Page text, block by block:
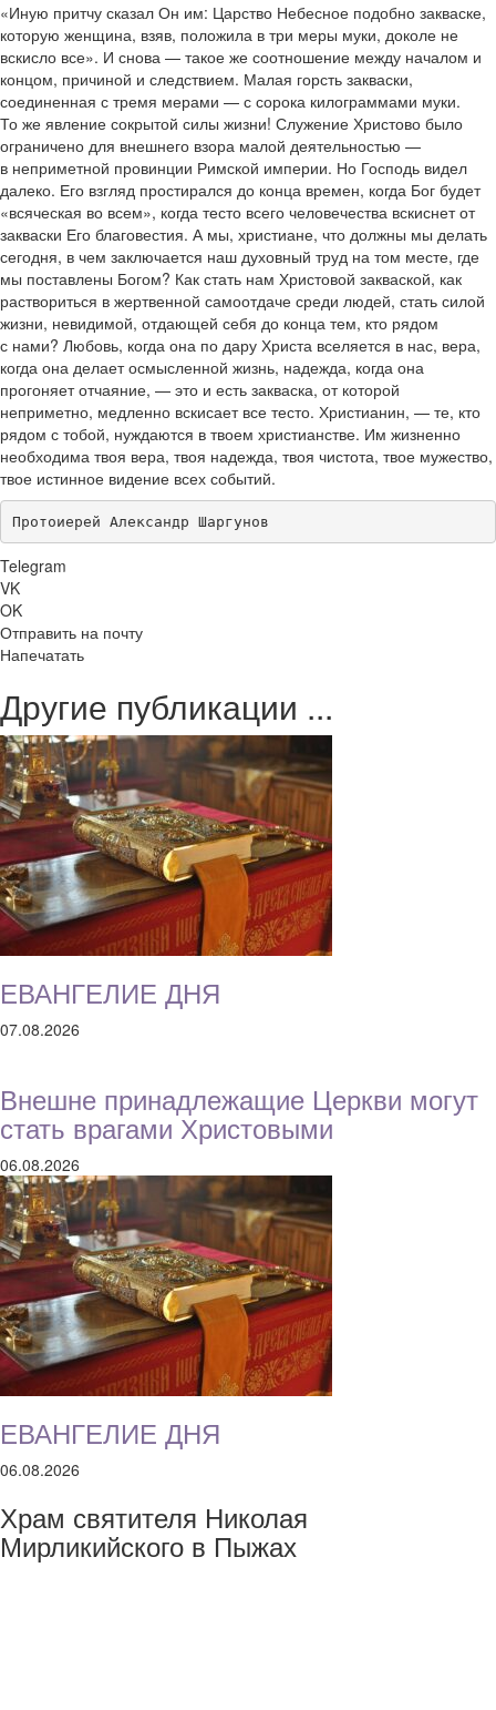
«Иную притчу сказал Он им: Царство Небесное подобно закваске,
которую женщина, взяв, положила в три меры муки, доколе не
вскисло все». И снова — такое же соотношение между началом и
концом, причиной и следствием. Малая горсть закваски,
соединенная с тремя мерами — с сорока килограммами муки.
То же явление сокрытой силы жизни! Служение Христово было
ограничено для внешнего взора малой деятельностью —
в неприметной провинции Римской империи. Но Господь видел
далеко. Его взгляд простирался до конца времен, когда Бог будет
«всяческая во всем», когда тесто всего человечества вскиснет от
закваски Его благовестия. А мы, христиане, что должны мы делать
сегодня, в чем заключается наш духовный труд на том месте, где
мы поставлены Богом? Как стать нам Христовой закваской, как
раствориться в жертвенной самоотдаче среди людей, стать силой
жизни, невидимой, отдающей себя до конца тем, кто рядом
с нами? Любовь, когда она по дару Христа вселяется в нас, вера,
когда она делает осмысленной жизнь, надежда, когда она
прогоняет отчаяние, — это и есть закваска, от которой
неприметно, медленно вскисает все тесто. Христианин, — те, кто
рядом с тобой, нуждаются в твоем христианстве. Им жизненно
необходима твоя вера, твоя надежда, твоя чистота, твое мужество,
твое истинное видение всех событий.
Протоиерей Александр Шаргунов
Telegram
VK
OK
Отправить на почту
Напечатать
Другие публикации ...
ЕВАНГЕЛИЕ ДНЯ
07.08.2026
Внешне принадлежащие Церкви могут
стать врагами Христовыми
06.08.2026
ЕВАНГЕЛИЕ ДНЯ
06.08.2026
Храм святителя Николая
Мирликийского в Пыжах